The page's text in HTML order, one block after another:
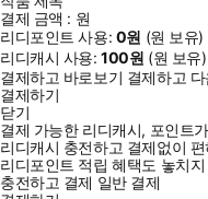
결제 금액 : 원
리디포인트 사용: 0원 (원 보유)
리디캐시 사용:100원 (원 보유)
결제하고 바로보기 결제하고
결제하기
닫기
결제 가능한 리디캐시, 포인트
리디캐시 충전하고 결제없이
리디포인트 적립 혜택도 놓치
충전하고 결제 일반 결제